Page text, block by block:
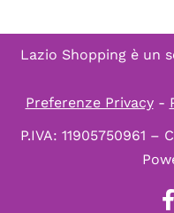
Lazio Shopping è un
Preferenze Privacy-
P.IVA: 11905750961